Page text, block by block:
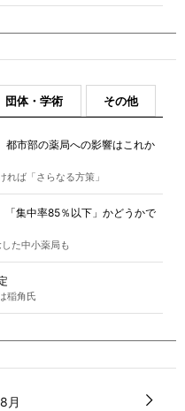
団体・学術 その他
都市部の薬局への影響はこれか
れば「さらなる方策」
「集中率85％以下」かどうかで
た中小薬局も
稲角氏
月